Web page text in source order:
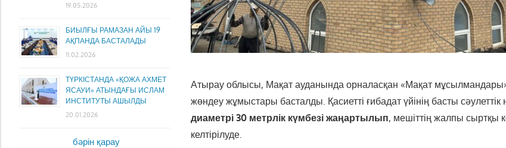
Атырау облысы, Мақат ауданында орналасқан «Мақат мұсылмандары»
жөндеу жұмыстары басталды. Қасиетті ғибадат үйінің басты
диаметрі 30 метрлік күмбезі жаңартылып, мешіттің жалпы сыртқы
келтірілуде.
19.05.2026
БИЫЛҒЫ РАМАЗАН АЙЫ 19
АҚПАНДА БАСТАЛАДЫ
11.02.2026
ТҮРКІСТАНДА «ҚОЖА АХМЕТ
ЯСАУИ» АТЫНДАҒЫ ИСЛАМ
ИНСТИТУТЫ АШЫЛДЫ
20.01.2026
бәрін қарау